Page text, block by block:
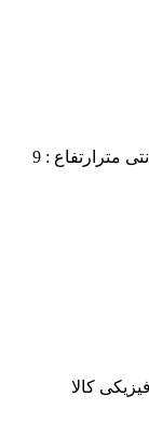
قطر داخلی : 12 سانتی مترقطر خارجی : 34 سانتی مترارتفاع : 9
کالا